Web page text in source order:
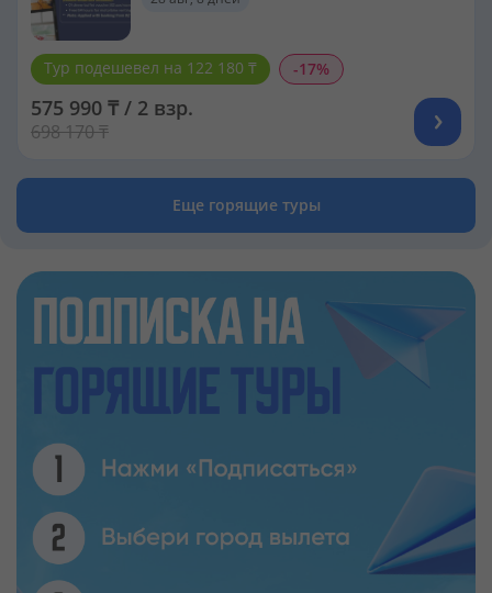
Тур подешевел на 122 180 ₸ -17%
575 990 ₸ / 2 взр.
698 170 ₸
Еще горящие туры